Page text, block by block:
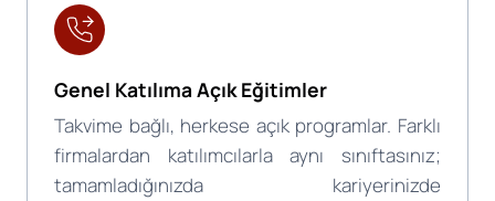
Genel Katılıma Açık Eğitimler
Takvime bağlı, herkese açık programlar. Farklı
firmalardan katılımcılarla aynı sınıftasınız;
tamamladığınızda kariyerinizde